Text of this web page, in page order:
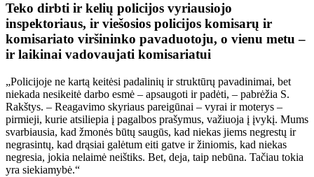
Teko dirbti ir kelių policijos vyriausiojo
inspektoriaus, ir viešosios policijos komisarų ir
komisariato viršininko pavaduotoju, o vienu metu –
ir laikinai vadovaujati komisariatui
„Policijoje ne kartą keitėsi padalinių ir struktūrų pavadinimai, bet
niekada nesikeitė darbo esmė – apsaugoti ir padėti, – pabrėžia S.
Rakštys. – Reagavimo skyriaus pareigūnai – vyrai ir moterys –
pirmieji, kurie atsiliepia į pagalbos prašymus, važiuoja į įvykį. Mums
svarbiausia, kad žmonės būtų saugūs, kad niekas jiems negrestų ir
negrasintų, kad drąsiai galėtum eiti gatve ir žiniomis, kad niekas
negresia, jokia nelaimė neištiks. Bet, deja, taip nebūna. Tačiau tokia
yra siekiamybė.“